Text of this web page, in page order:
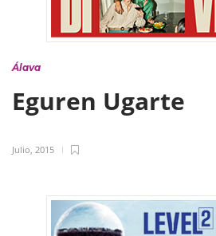
Álava
Eguren Ugarte
Julio, 2015